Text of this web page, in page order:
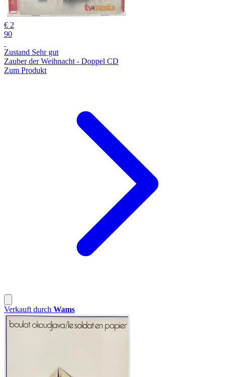
€ 2
90
Zustand Sehr gut
Zauber der Weihnacht - Doppel CD
Zum Produkt
Verkauft durch Wams